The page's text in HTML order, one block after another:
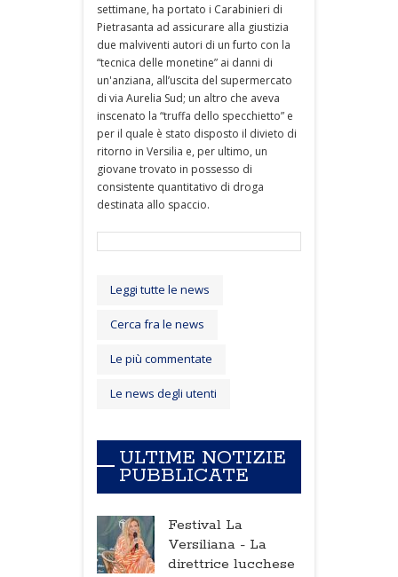
settimane, ha portato i Carabinieri di
Pietrasanta ad assicurare alla giustizia
due malviventi autori di un furto con la
“tecnica delle monetine” ai danni di
un'anziana, all’uscita del supermercato
di via Aurelia Sud; un altro che aveva
inscenato la “truffa dello specchietto” e
per il quale è stato disposto il divieto di
ritorno in Versilia e, per ultimo, un
giovane trovato in possesso di
consistente quantitativo di droga
destinata allo spaccio.
Leggi tutte le news
Cerca fra le news
Le più commentate
Le news degli utenti
ULTIME NOTIZIE
PUBBLICATE
Festival La
Versiliana - La
direttrice lucchese